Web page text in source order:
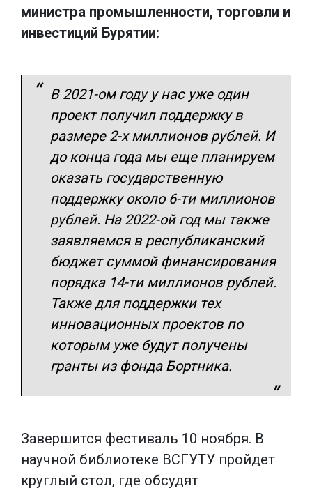
министра промышленности, торговли и
инвестиций Бурятии:
В 2021-ом году у нас уже один
проект получил поддержку в
размере 2-х миллионов рублей. И
до конца года мы еще планируем
оказать государственную
поддержку около 6-ти миллионов
рублей. На 2022-ой год мы также
заявляемся в республиканский
бюджет суммой финансирования
порядка 14-ти миллионов рублей.
Также для поддержки тех
инновационных проектов по
которым уже будут получены
гранты из фонда Бортника.
Завершится фестиваль 10 ноября. В
научной библиотеке ВСГУТУ пройдет
круглый стол, где обсудят